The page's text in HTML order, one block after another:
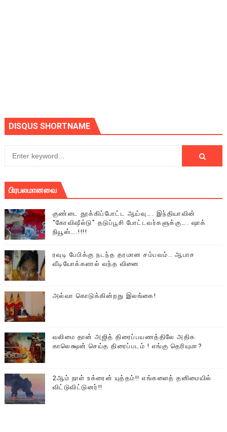
DISQUS SHORTNAME
பிரபலமானவை
குண்டை தூக்கிப்போட்ட ஆய்வு…. இந்தியாவின்
“கோவிஷீல்டு” தடுப்பூசி போட்டவர்களுக்கு…. ஷாக்
நியூஸ்….!!!!
ரவுடி பேபிக்கு நடந்த தரமான சம்பவம்.. ஆபாச
வீடியோக்களால் வந்த வினை
அல்வா கொடுக்கின்றது இலங்கை!
வலிமை தான் அஜித் திரைப்பயணத்திலே அதிக
காலெக்ஷன் செய்த திரைப்படம் ! எங்கு தெரியுமா?
2ஆம் நாள் உக்ரைன் யுத்தம்!! எங்களைத் தனிமையில்
விட்டுவிட்டுனர்!!